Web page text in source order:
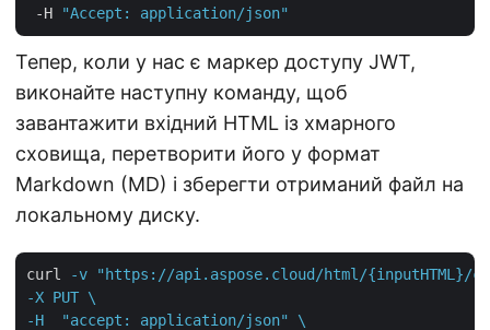
-H
"Accept: application/json"
Тепер, коли у нас є маркер доступу JWT,
виконайте наступну команду, щоб
завантажити вхідний HTML із хмарного
сховища, перетворити його у формат
Markdown (MD) і зберегти отриманий файл на
локальному диску.
curl
-v "https://api.aspose.cloud/html/{inputHTML}/
-X PUT \
-H  "accept: application/json" \